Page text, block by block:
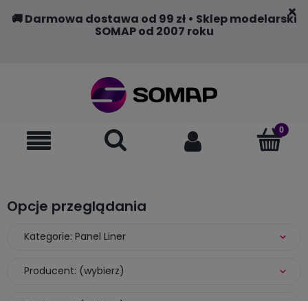
🚚 Darmowa dostawa od 99 zł • Sklep modelarski
SOMAP od 2007 roku
Opcje przeglądania
Kategorie: Panel Liner
Producent: (wybierz)